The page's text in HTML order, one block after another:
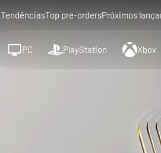
TendênciasTop pre-ordersPróximos
PC PlayStation Xbox